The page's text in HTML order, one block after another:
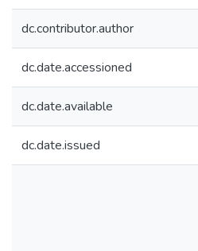
dc.contributor.author
dc.date.accessioned
dc.date.available
dc.date.issued